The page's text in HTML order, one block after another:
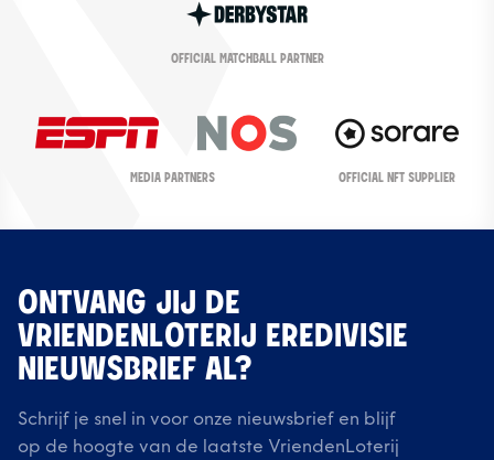
OFFICIAL MATCHBALL PARTNER
MEDIA PARTNERS OFFICIAL NFT SUPPLIER
ONTVANG JIJ DE
VRIENDENLOTERIJ EREDIVISIE
NIEUWSBRIEF AL?
Schrijf je snel in voor onze nieuwsbrief en blijf
op de hoogte van de laatste VriendenLoterij